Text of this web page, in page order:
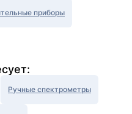
приборы
Ручные спектрометры